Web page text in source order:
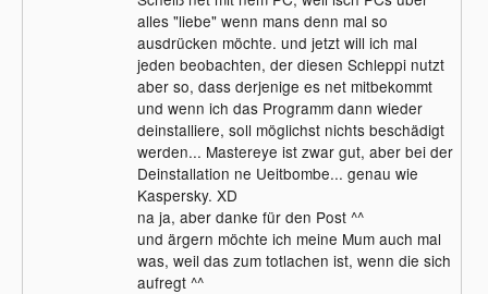
alles "liebe" wenn mans denn mal so
ausdrücken möchte. und jetzt will ich mal
jeden beobachten, der diesen Schleppi nutzt
aber so, dass derjenige es net mitbekommt
und wenn ich das Programm dann wieder
deinstalliere, soll möglichst nichts beschädigt
werden... Mastereye ist zwar gut, aber bei der
Deinstallation ne Ueitbombe... genau wie
Kaspersky. XD
na ja, aber danke für den Post ^^
und ärgern möchte ich meine Mum auch mal
was, weil das zum totlachen ist, wenn die sich
aufregt ^^